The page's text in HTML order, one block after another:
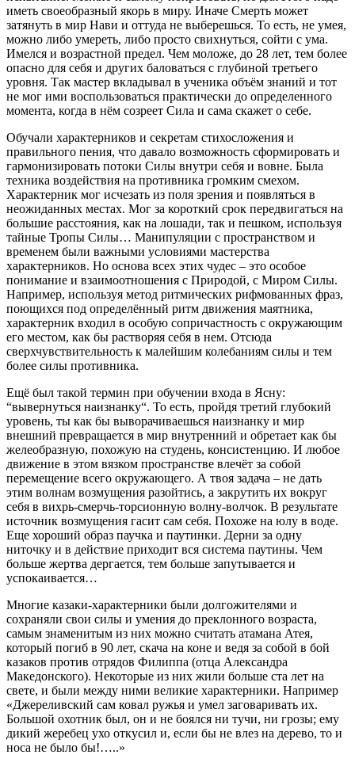
иметь своеобразный якорь в миру. Иначе Смерть может
затянуть в мир Нави и оттуда не выберешься. То есть, не умея,
можно либо умереть, либо просто свихнуться, сойти с ума.
Имелся и возрастной предел. Чем моложе, до 28 лет, тем более
опасно для себя и других баловаться с глубиной третьего
уровня. Так мастер вкладывал в ученика объём знаний и тот
не мог ими воспользоваться практически до определенного
момента, когда в нём созреет Сила и сама скажет о себе.
Обучали характерников и секретам стихосложения и
правильного пения, что давало возможность сформировать и
гармонизировать потоки Силы внутри себя и вовне. Была
техника воздействия на противника громким смехом.
Характерник мог исчезать из поля зрения и появляться в
неожиданных местах. Мог за короткий срок передвигаться на
большие расстояния, как на лошади, так и пешком, используя
тайные Тропы Силы… Манипуляции с пространством и
временем были важными условиями мастерства
характерников. Но основа всех этих чудес – это особое
понимание и взаимоотношения с Природой, с Миром Силы.
Например, используя метод ритмических рифмованных фраз,
поющихся под определённый ритм движения маятника,
характерник входил в особую сопричастность с окружающим
его местом, как бы растворяя себя в нем. Отсюда
сверхчувствительность к малейшим колебаниям силы и тем
более силы противника.
Ещё был такой термин при обучении входа в Ясну:
“вывернуться наизнанку“. То есть, пройдя третий глубокий
уровень, ты как бы выворачиваешься наизнанку и мир
внешний превращается в мир внутренний и обретает как бы
желеобразную, похожую на студень, консистенцию. И любое
движение в этом вязком пространстве влечёт за собой
перемещение всего окружающего. А твоя задача – не дать
этим волнам возмущения разойтись, а закрутить их вокруг
себя в вихрь-смерчь-торсионную волну-волчок. В результате
источник возмущения гасит сам себя. Похоже на юлу в воде.
Еще хороший образ паучка и паутинки. Дерни за одну
ниточку и в действие приходит вся система паутины. Чем
больше жертва дергается, тем больше запутывается и
успокаивается…
Многие казаки-характерники были долгожителями и
сохраняли свои силы и умения до преклонного возраста,
самым знаменитым из них можно считать атамана Атея,
который погиб в 90 лет, скача на коне и ведя за собой в бой
казаков против отрядов Филиппа (отца Александра
Македонского). Некоторые из них жили больше ста лет на
свете, и были между ними великие характерники. Например
«Джереливский сам ковал ружья и умел заговаривать их.
Большой охотник был, он и не боялся ни тучи, ни грозы; ему
дикий жеребец ухо откусил и, если бы не влез на дерево, то и
носа не было бы!…..»